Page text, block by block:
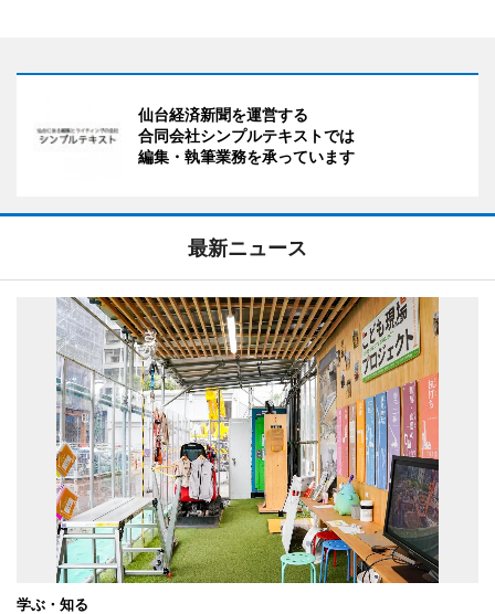
仙台経済新聞を運営する
合同会社シンプルテキストでは
編集・執筆業務を承っています
最新ニュース
学ぶ・知る